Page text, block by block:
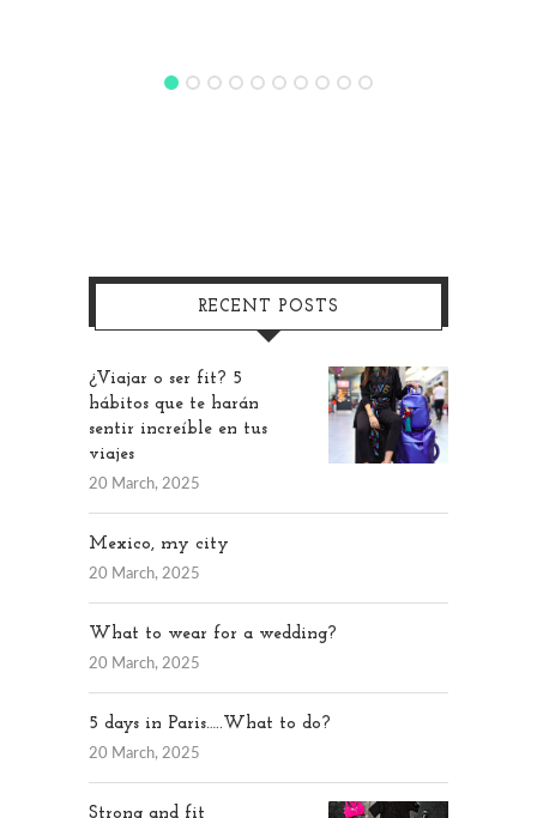
RECENT POSTS
¿Viajar o ser fit? 5
hábitos que te harán
sentir increíble en tus
viajes
20 March, 2025
Mexico, my city
20 March, 2025
What to wear for a wedding?
20 March, 2025
5 days in Paris…..What to do?
20 March, 2025
Strong and fit